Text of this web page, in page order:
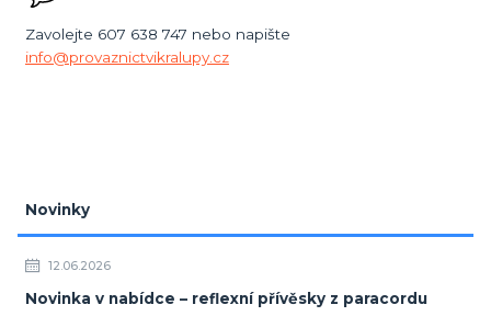
Novinky
12.06.2026
Novinka v nabídce – reflexní přívěsky z paracordu
Zavolejte 607 638 747 nebo napište
info@provaznictvikralupy.cz